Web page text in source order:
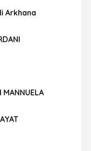
Arkhana
MANNUELA